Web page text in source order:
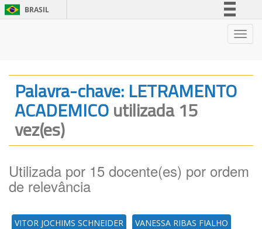
BRASIL
Legislação
Canais
Palavra-chave: LETRAMENTO
ACADEMICOutilizada 15
vez(es)
Utilizada por 15 docente(es) por ordem
de relevância
VITOR JOCHIMS SCHNEIDER VANESSA RIBAS FIALHO